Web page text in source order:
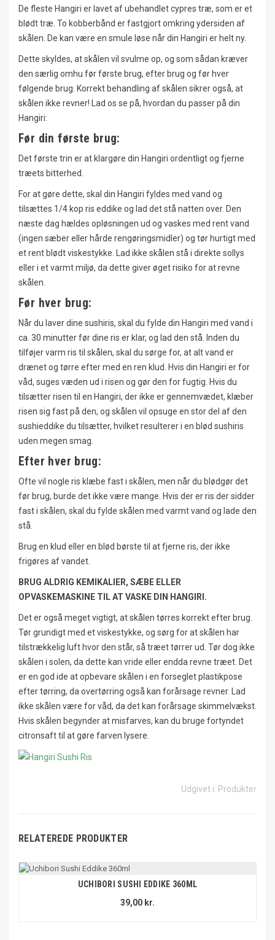
De fleste Hangiri er lavet af ubehandlet cypres træ, som er et
blødt træ. To kobberbånd er fastgjort omkring ydersiden af
skålen. De kan være en smule løse når din Hangiri er helt ny.
Dette skyldes, at skålen vil svulme op, og som sådan kræver
den særlig omhu før første brug, efter brug og før hver
følgende brug. Korrekt behandling af skålen sikrer også, at
skålen ikke revner! Lad os se på, hvordan du passer på din
Hangiri:
Før din første brug:
Det første trin er at klargøre din Hangiri ordentligt og fjerne
træets bitterhed.
For at gøre dette, skal din Hangiri fyldes med vand og
tilsættes 1/4 kop ris eddike og lad det stå natten over. Den
næste dag hældes opløsningen ud og vaskes med rent vand
(ingen sæber eller hårde rengøringsmidler) og tør hurtigt med
et rent blødt viskestykke. Lad ikke skålen stå i direkte sollys
eller i et varmt miljø, da dette giver øget risiko for at revne
skålen.
Før hver brug:
Når du laver dine sushiris, skal du fylde din Hangiri med vand i
ca. 30 minutter før dine ris er klar, og lad den stå. Inden du
tilføjer varm ris til skålen, skal du sørge for, at alt vand er
drænet og tørre efter med en ren klud. Hvis din Hangiri er for
våd, suges væden ud i risen og gør den for fugtig. Hvis du
tilsætter risen til en Hangiri, der ikke er gennemvædet, klæber
risen sig fast på den, og skålen vil opsuge en stor del af den
sushieddike du tilsætter, hvilket resulterer i en blød sushiris
uden megen smag.
Efter hver brug:
Ofte vil nogle ris klæbe fast i skålen, men når du blødgør det
før brug, burde det ikke være mange. Hvis der er ris der sidder
fast i skålen, skal du fylde skålen med varmt vand og lade den
stå.
Brug en klud eller en blød børste til at fjerne ris, der ikke
frigøres af vandet.
BRUG ALDRIG KEMIKALIER, SÆBE ELLER
OPVASKEMASKINE TIL AT VASKE DIN HANGIRI.
Det er også meget vigtigt, at skålen tørres korrekt efter brug.
Tør grundigt med et viskestykke, og sørg for at skålen har
tilstrækkelig luft hvor den står, så træet tørrer ud. Tør dog ikke
skålen i solen, da dette kan vride eller endda revne træet. Det
er en god ide at opbevare skålen i en forseglet plastikpose
efter tørring, da overtørring også kan forårsage revner. Lad
ikke skålen være for våd, da det kan forårsage skimmelvækst.
Hvis skålen begynder at misfarves, kan du bruge fortyndet
citronsaft til at gøre farven lysere.
Udgivet i: Produkter
RELATEREDE PRODUKTER
UCHIBORI SUSHI EDDIKE 360ML
39,00 kr.